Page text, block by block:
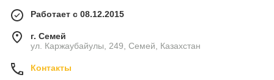
Работает с 08.12.2015
г. Семей
ул. Каржаубайулы, 249, Семей, Казахстан
Контакты